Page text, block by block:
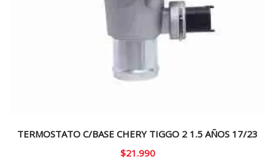
TERMOSTATO C/BASE CHERY TIGGO 2 1.5 AÑOS 17/23
$21.990